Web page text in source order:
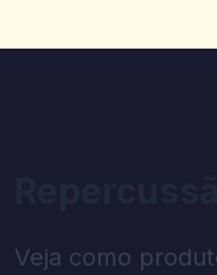
Veja como
0 0